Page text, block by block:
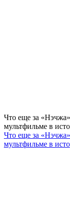
Что еще за
мультфильме в
Что еще за
мультфильме в